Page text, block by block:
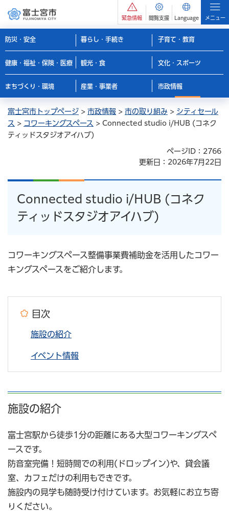
緊急情報 閲覧支援 Language メニュー
防災・安全 暮らし・手続き 子育て・教育
健康・福祉・保険・医療 観光・食 文化・スポーツ
まちづくり・環境 産業・事業者 市政情報
富士宮市トップページ > 市政情報 > 市の取り組み > シティセール
ス > コワーキングスペース > Connected studio i/HUB (コネク
ティッドスタジオアイハブ)
ページID：2766
更新日：2026年7月22日
Connected studio i/HUB (コネク
ティッドスタジオアイハブ)
コワーキングスペース整備事業費補助金を活用したコワー
キングスペースをご紹介します。
目次
施設の紹介
イベント情報
施設の紹介
富士宮駅から徒歩1分の距離にある大型コワーキングスペ
ースです。
防音室完備！短時間での利用(ドロップイン)や、貸会議
室、カフェだけの利用もできです。
施設内の見学も随時受け付けています。お気軽にお立ち寄
りください。